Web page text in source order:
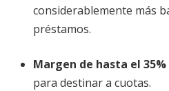
considerablemente más
préstamos.
Margen de hasta el 35%
para destinar a cuotas.